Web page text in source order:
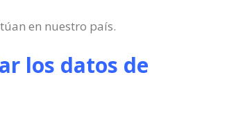
en nuestro país.
los datos de